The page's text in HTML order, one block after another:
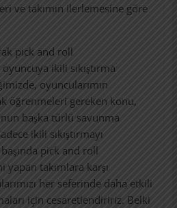
ve takımın ilerlemesine göre
pick and roll
ikili sıkıştırma
oyuncularımın
öğrenmeleri gereken konu,
başka türlü savunma
ikili sıkıştırmayı
pick and roll
yapan takımlara karşı
her seferinde daha etkili
için cesaretlendiririz. Belki